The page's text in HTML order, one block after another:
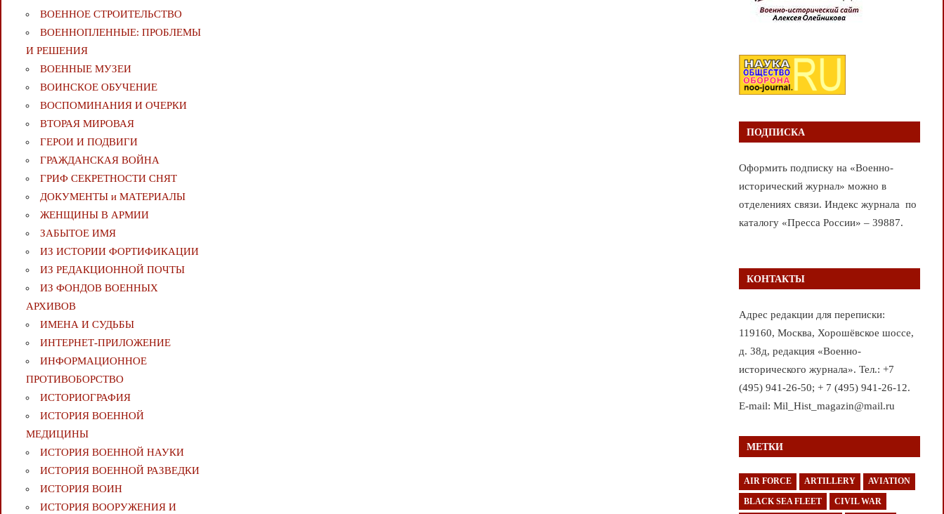
ВОЕННОЕ СТРОИТЕЛЬСТВО
ВОЕННОПЛЕННЫЕ: ПРОБЛЕМЫ
И РЕШЕНИЯ
ВОЕННЫЕ МУЗЕИ
ВОИНСКОЕ ОБУЧЕНИЕ
ВОСПОМИНАНИЯ И ОЧЕРКИ
ВТОРАЯ МИРОВАЯ
ГЕРОИ И ПОДВИГИ
ГРАЖДАНСКАЯ ВОЙНА
ГРИФ СЕКРЕТНОСТИ СНЯТ
ДОКУМЕНТЫ и МАТЕРИАЛЫ
ЖЕНЩИНЫ В АРМИИ
ЗАБЫТОЕ ИМЯ
ИЗ ИСТОРИИ ФОРТИФИКАЦИИ
ИЗ РЕДАКЦИОННОЙ ПОЧТЫ
ИЗ ФОНДОВ ВОЕННЫХ
АРХИВОВ
ИМЕНА И СУДЬБЫ
ИНТЕРНЕТ-ПРИЛОЖЕНИЕ
ИНФОРМАЦИОННОЕ
ПРОТИВОБОРСТВО
ИСТОРИОГРАФИЯ
ИСТОРИЯ ВОЕННОЙ
МЕДИЦИНЫ
ИСТОРИЯ ВОЕННОЙ НАУКИ
ИСТОРИЯ ВОЕННОЙ РАЗВЕДКИ
ИСТОРИЯ ВОИН
ИСТОРИЯ ВООРУЖЕНИЯ И
ПОДПИСКА
Оформить подписку на «Военно-
исторический журнал» можно в
отделениях связи. Индекс журнала по
каталогу «Пресса России» – 39887.
КОНТАКТЫ
Адрес редакции для переписки:
119160, Москва, Хорошёвское шоссе,
д. 38д, редакция «Военно-
исторического журнала». Тел.: +7
(495) 941-26-50; + 7 (495) 941-26-12.
E-mail: Mil_Hist_magazin@mail.ru
МЕТКИ
AIR FORCE ARTILLERY AVIATION
BLACK SEA FLEET CIVIL WAR